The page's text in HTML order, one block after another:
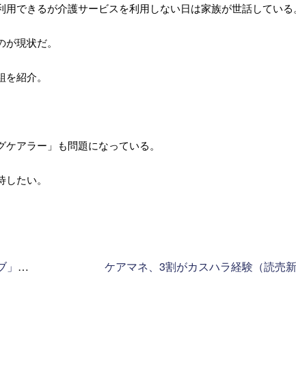
できるが介護サービスを利用しない日は家族が世話している。
現状だ。
紹介。
アラー」も問題になっている。
たい。
） ケアマネ、3割がカスハラ経験（読売新